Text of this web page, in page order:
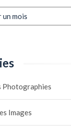
Photographies
Images